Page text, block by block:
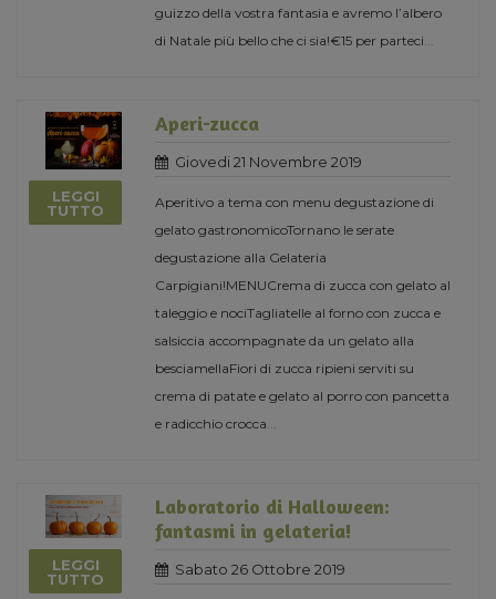
guizzo della vostra fantasia e avremo l’albero
di Natale più bello che ci sia!€15 per parteci
LEGGI
TUTTO
Aperi-zucca
Giovedi 21 Novembre 2019
Aperitivo a tema con menu degustazione di
gelato gastronomicoTornano le serate
degustazione alla Gelateria
Carpigiani!MENUCrema di zucca con gelato al
taleggio e nociTagliatelle al forno con zucca e
salsiccia accompagnate da un gelato alla
besciamellaFiori di zucca ripieni serviti su
crema di patate e gelato al porro con pancetta
e radicchio crocca
LEGGI
TUTTO
Laboratorio di Halloween:
fantasmi in gelateria!
Sabato 26 Ottobre 2019